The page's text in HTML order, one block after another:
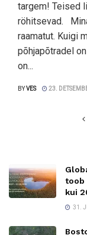
targem! Teised
röhitsevad.
raamatut. Kuigi
põhjapõtradel
on...
BYVES 23.
toob
kui
31.